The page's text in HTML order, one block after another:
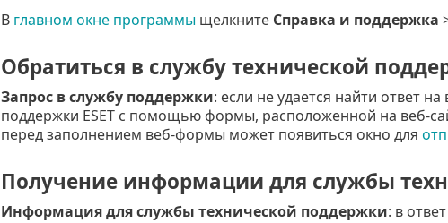
В главном окне программыщелкните Справка и поддержка
Обратиться в службу технической
Запрос в службу поддержки: если не удается найти ответ
поддержки ESET с помощью формы, расположенной на веб-
перед заполнением веб-формы может появиться окно для
Получение информации для службы
Информация для службы технической поддержки: в